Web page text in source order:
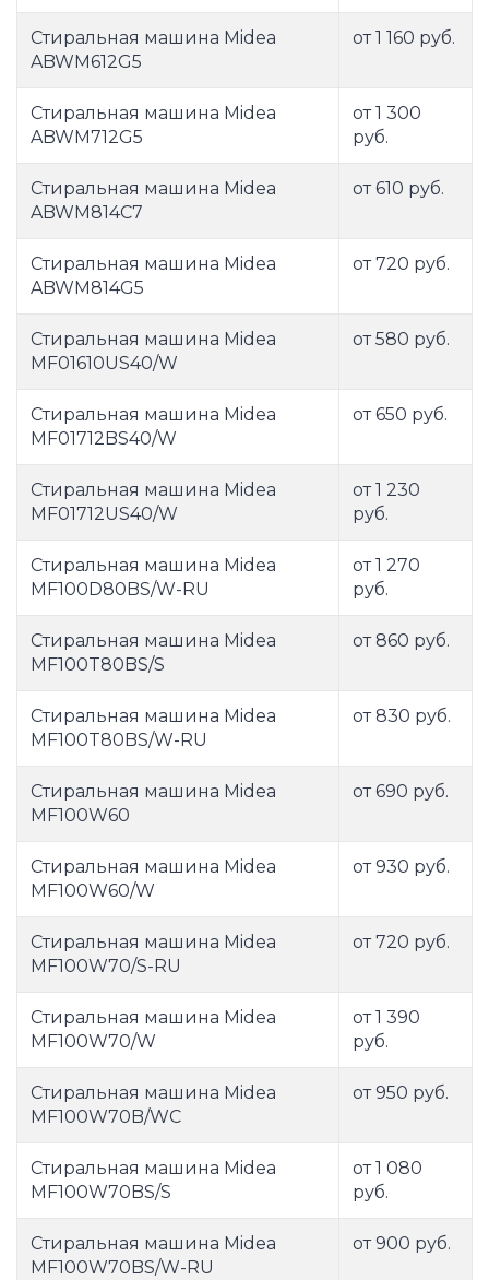
Стиральная машина Midea
ABWM612G5
от 1 160 руб.
Стиральная машина Midea
ABWM712G5
от 1 300
руб.
Стиральная машина Midea
ABWM814C7
от 610 руб.
Стиральная машина Midea
ABWM814G5
от 720 руб.
Стиральная машина Midea
MF01610US40/W
от 580 руб.
Стиральная машина Midea
MF01712BS40/W
от 650 руб.
Стиральная машина Midea
MF01712US40/W
от 1 230
руб.
Стиральная машина Midea
MF100D80BS/W-RU
от 1 270
руб.
Стиральная машина Midea
MF100T80BS/S
от 860 руб.
Стиральная машина Midea
MF100T80BS/W-RU
от 830 руб.
Стиральная машина Midea
MF100W60
от 690 руб.
Стиральная машина Midea
MF100W60/W
от 930 руб.
Стиральная машина Midea
MF100W70/S-RU
от 720 руб.
Стиральная машина Midea
MF100W70/W
от 1 390
руб.
Стиральная машина Midea
MF100W70B/WC
от 950 руб.
Стиральная машина Midea
MF100W70BS/S
от 1 080
руб.
Стиральная машина Midea
MF100W70BS/W-RU
от 900 руб.